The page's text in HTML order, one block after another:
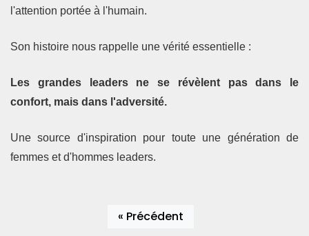
l'attention portée à l'humain.
Son histoire nous rappelle une vérité essentielle :
Les grandes leaders ne se révèlent pas dans le
confort, mais dans l'adversité.
Une source d'inspiration pour toute une génération de
femmes et d'hommes leaders.
« Précédent